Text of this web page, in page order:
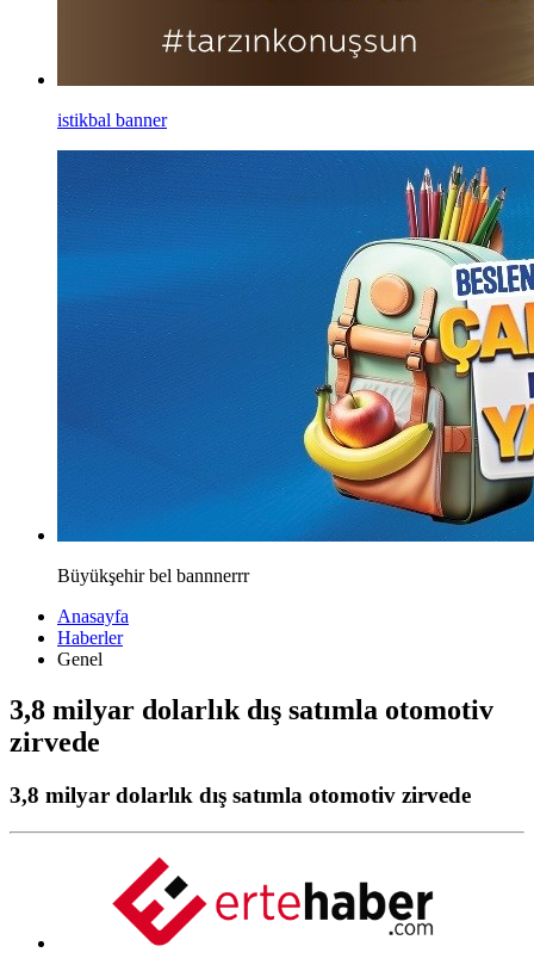
istikbal banner
Büyükşehir bel bannnerrr
Anasayfa
Haberler
Genel
3,8 milyar dolarlık dış satımla otomotiv
zirvede
3,8 milyar dolarlık dış satımla otomotiv zirvede